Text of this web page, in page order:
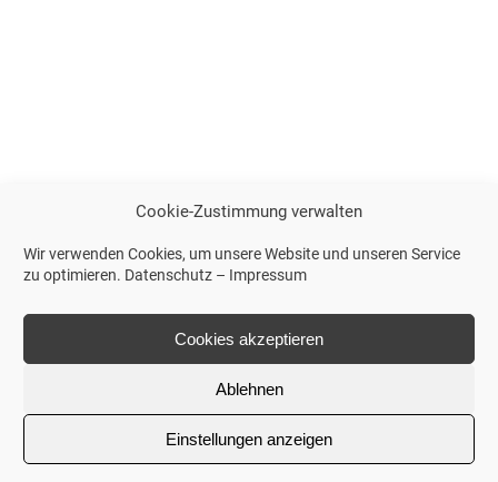
Cookie-Zustimmung verwalten
Wir verwenden Cookies, um unsere Website und unseren Service
zu optimieren. Datenschutz – Impressum
Cookies akzeptieren
Ablehnen
Einstellungen anzeigen